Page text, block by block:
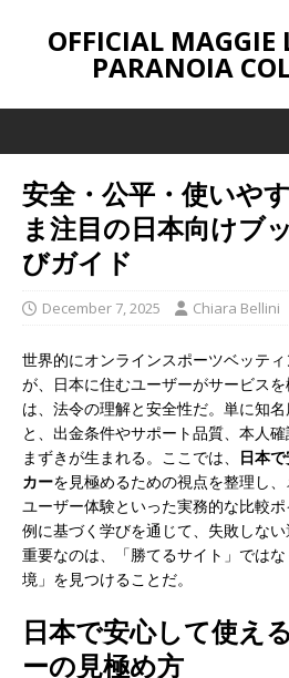
OFFICIAL
PARANOIA
安全・公平・使いや
ま注目の日本向けブ
びガイド
December 7, 2025 Chiara Bellini
世界的にオンラインスポーツベッテ
が、日本に住むユーザーがサービス
は、法令の理解と安全性だ。単に知
と、出金条件やサポート品質、本人
まずきが生まれる。ここでは、
日本
カーを見極めるための視点を整理し、
ユーザー体験といった実務的な比較
例に基づく学びを通じて、失敗しない
重要なのは、「勝てるサイト」では
境」を見つけることだ。
日本で安心して使え
ーの見極め方